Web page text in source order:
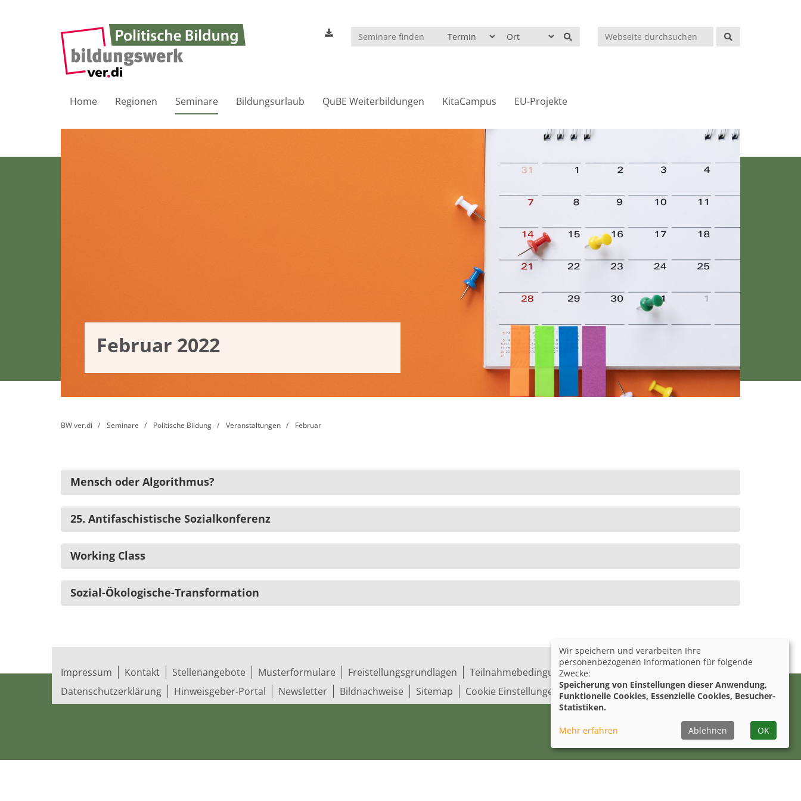
Suchen
Home Regionen Seminare Bildungsurlaub QuBE Weiterbildungen KitaCampus EU-Projekte
Februar 2022
BW ver.di Seminare Politische Bildung Veranstaltungen Februar
Mensch oder Algorithmus?
25. Antifaschistische Sozialkonferenz
Working Class
Sozial-Ökologische-Transformation
Impressum Kontakt Stellenangebote Musterformulare Freistellungsgrundlagen Teilnahmebedingungen
Barrierefreiheit
Datenschutzerklärung
Hinweisgeber-Portal Newsletter Bildnachweise Sitemap Cookie Einstellungen
Wir speichern und verarbeiten Ihre
personenbezogenen Informationen für folgende
Zwecke:
Speicherung von Einstellungen dieser Anwendung,
Funktionelle Cookies, Essenzielle Cookies, Besucher-
Statistiken.
Mehr erfahren Ablehnen OK